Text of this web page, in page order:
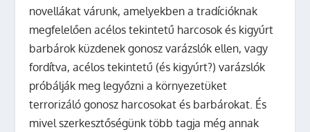
novellákat várunk, amelyekben a tradícióknak
megfelelően acélos tekintetű harcosok és kigyúrt
barbárok küzdenek gonosz varázslók ellen, vagy
fordítva, acélos tekintetű (és kigyúrt?) varázslók
próbálják meg legyőzni a környezetüket
terrorizáló gonosz harcosokat és barbárokat. És
mivel szerkesztőségünk több tagja még annak